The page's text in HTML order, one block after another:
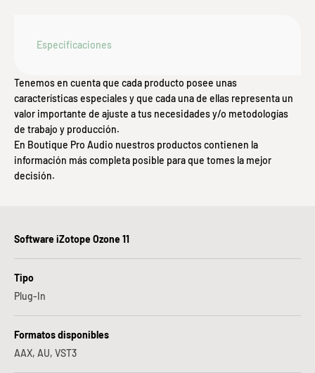
Especificaciones
Tenemos en cuenta que cada producto posee unas
características especiales y que cada una de ellas representa un
valor importante de ajuste a tus necesidades y/o metodologías
de trabajo y producción.
En Boutique Pro Audio nuestros productos contienen la
información más completa posible para que tomes la mejor
decisión.
Software iZotope Ozone 11
Tipo
Plug-In
Formatos disponibles
AAX, AU, VST3